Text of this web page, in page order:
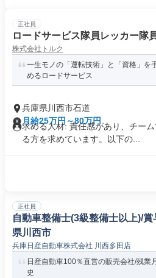
正社員
ロードサービス隊員レッカー隊
株式会社トルク
一生モノの「運転技術」と「資格」を
めるロードサービス
兵庫県川西市石道
月給25万円～80万円
求める人材: 責任感があり、チー
る方を求めています。以下の...
正社員
自動車整備士(3級整備士以上)/
県川西市
兵庫日産自動車株式会社 川西多田店
日産自動車100％直営の販売会社/残業
史